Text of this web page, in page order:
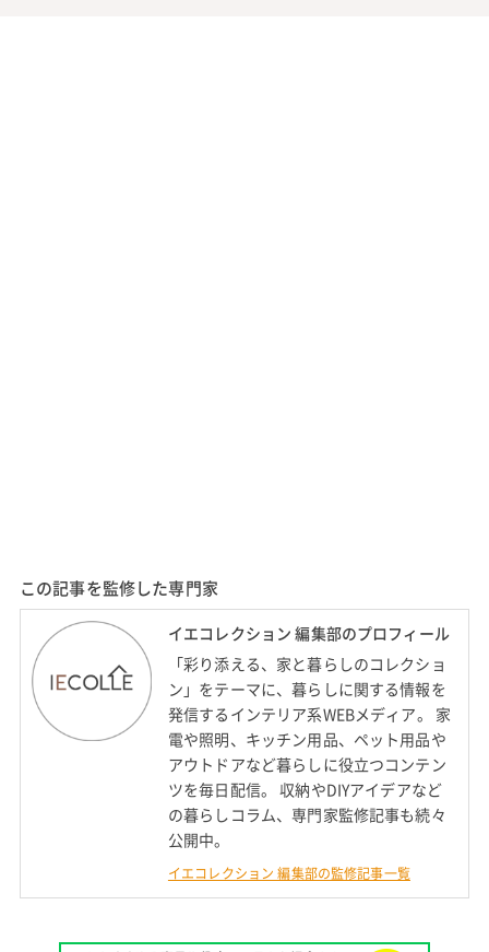
この記事を監修した専門家
イエコレクション 編集部のプロフィール
「彩り添える、家と暮らしのコレクショ
ン」をテーマに、暮らしに関する情報を
発信するインテリア系WEBメディア。 家
電や照明、キッチン用品、ペット用品や
アウトドアなど暮らしに役立つコンテン
ツを毎日配信。 収納やDIYアイデアなど
の暮らしコラム、専門家監修記事も続々
公開中。
イエコレクション 編集部の監修記事一覧